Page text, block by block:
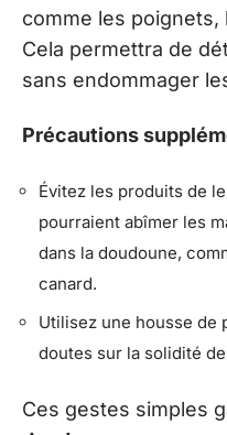
comme les poignets,
Cela permettra de
sans endommager
Précautions
Évitez les produits de
pourraient abîmer les
dans la doudoune,
canard.
Utilisez une housse de
doutes sur la solidité
Ces gestes simples